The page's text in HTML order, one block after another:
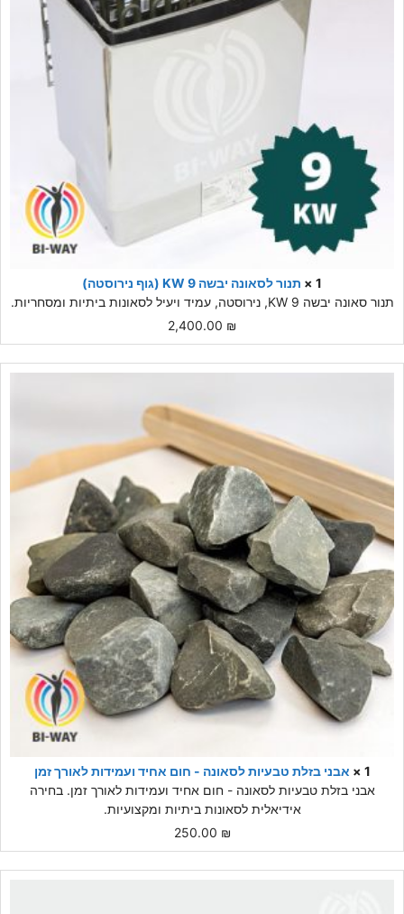
1 ×
תנור לסאונה יבשה 9 KW (גוף נירוסטה)
תנור סאונה יבשה 9 KW, נירוסטה, עמיד ויעיל לסאונות ביתיות ומסחריות.
2,400.00 ₪
1 ×
אבני בזלת טבעיות לסאונה - חום אחיד ועמידות לאורך זמן
אבני בזלת טבעיות לסאונה - חום אחיד ועמידות לאורך זמן. בחירה
אידיאלית לסאונות ביתיות ומקצועיות.
250.00 ₪